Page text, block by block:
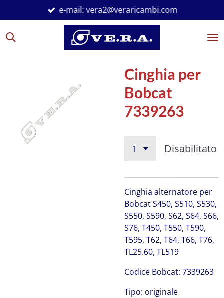
al
contenuto
e-mail: vera2@veraricambi.com
Cinghia per
Bobcat
7339263
Disabilitato
Cinghia alternatore per
BobcatS450, S510, S530,
S550, S590, S62, S64, S66,
S76, T450, T550, T590,
T595, T62, T64, T66, T76,
TL25.60, TL519
Codice Bobcat: 7339263
Tipo: originale